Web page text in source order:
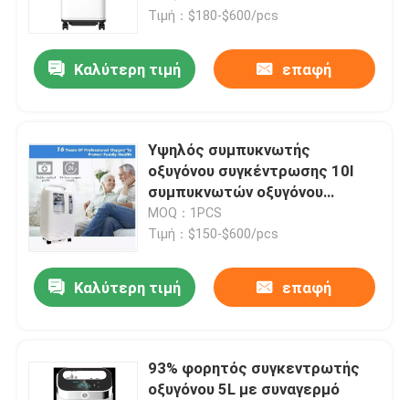
Σπίτι
Σχετικά με εμάς
Ελεγχος ποιότητας
Επικοινωνήστε μαζί μας
Τιμή：$180-$600/pcs
Καλύτερη τιμή επαφή
Υψηλός συμπυκνωτής
οξυγόνου συγκέντρωσης 10l
συμπυκνωτών οξυγόνου
Generador 93% Respironics
MOQ：1PCS
Τιμή：$150-$600/pcs
Καλύτερη τιμή επαφή
93% φορητός συγκεντρωτής
οξυγόνου 5L με συναγερμό